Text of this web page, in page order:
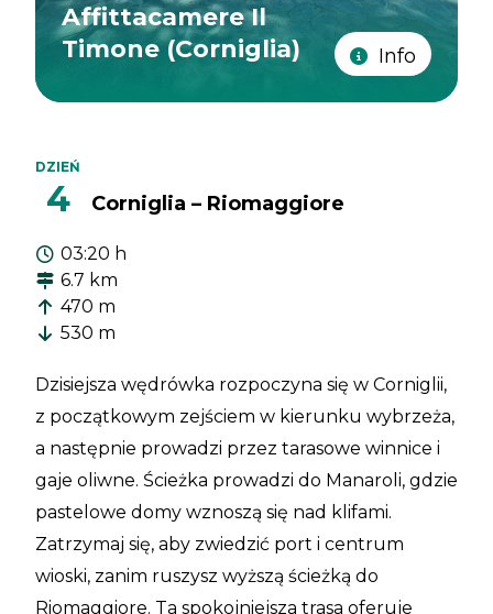
Affittacamere Il
Timone (Corniglia)
Info
DZIEŃ
4 Corniglia – Riomaggiore
03:20 h
6.7 km
470 m
530 m
Dzisiejsza wędrówka rozpoczyna się w Corniglii,
z początkowym zejściem w kierunku wybrzeża,
a następnie prowadzi przez tarasowe winnice i
gaje oliwne. Ścieżka prowadzi do Manaroli, gdzie
pastelowe domy wznoszą się nad klifami.
Zatrzymaj się, aby zwiedzić port i centrum
wioski, zanim ruszysz wyższą ścieżką do
Riomaggiore. Ta spokojniejsza trasa oferuje